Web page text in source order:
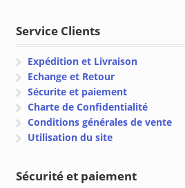
Service Clients
Expédition et Livraison
Echange et Retour
Sécurite et paiement
Charte de Confidentialité
Conditions générales de vente
Utilisation du site
Sécurité et paiement